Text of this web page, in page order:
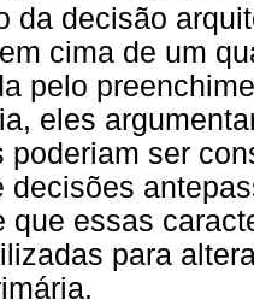
da decisão
cima de um
pelo
eles
poderiam ser
decisões
que essas
para